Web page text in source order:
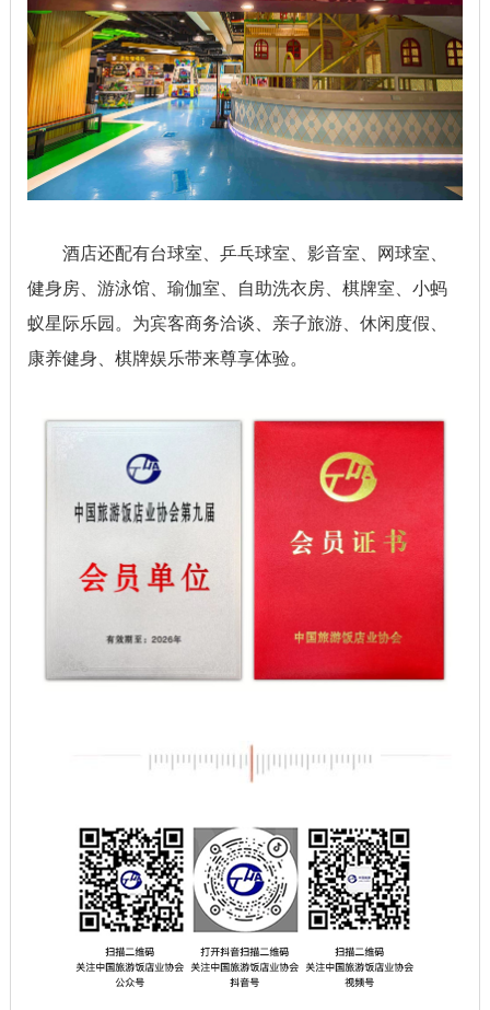
酒店还配有台球室、乒乓球室、影音室、网球室、
健身房、游泳馆、瑜伽室、自助洗衣房、棋牌室、小蚂
蚁星际乐园。为宾客商务洽谈、亲子旅游、休闲度假、
康养健身、棋牌娱乐带来尊享体验。